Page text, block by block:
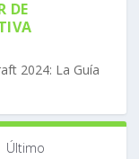
DE
2024: La Guía
Último